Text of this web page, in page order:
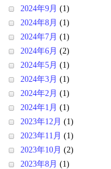
2024年9月 (1)
2024年8月 (1)
2024年7月 (1)
2024年6月 (2)
2024年5月 (1)
2024年3月 (1)
2024年2月 (1)
2024年1月 (1)
2023年12月 (1)
2023年11月 (1)
2023年10月 (2)
2023年8月 (1)